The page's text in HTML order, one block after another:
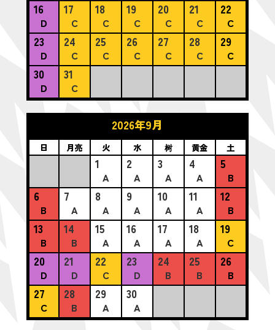
16
D
17
C
18
C
19
C
20
C
21
C
22
C
23
D
24
C
25
C
26
C
27
C
28
C
29
C
30
D
31
C
2026年9月
日 月亮 火 水 树 黄金 土
1
A
2
A
3
A
4
A
5
B
6
B
7
A
8
A
9
A
10
A
11
A
12
B
13
B
14
B
15
A
16
A
17
A
18
A
19
C
20
D
21
D
22
C
23
D
24
B
25
B
26
B
27
C
28
B
29
A
30
A